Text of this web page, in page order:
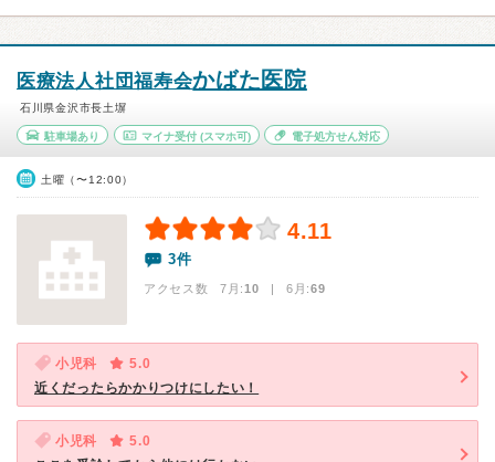
医療法人社団福寿会かばた医院
石川県金沢市長土塀
駐車場あり マイナ受付(スマホ可) 電子処方せん対応
土曜（〜12:00）
4.11
3件
アクセス数 7月:10 | 6月:69
小児科
5.0
近くだったらかかりつけにしたい！
小児科
5.0